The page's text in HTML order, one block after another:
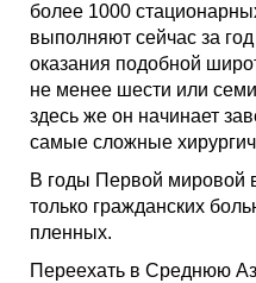
более 1000
выполняют сейчас за
оказания подобной
не менее шести или
здесь же он начинает
самые сложные
В годы Первой мировой
только гражданских
пленных.
Переехать в Среднюю